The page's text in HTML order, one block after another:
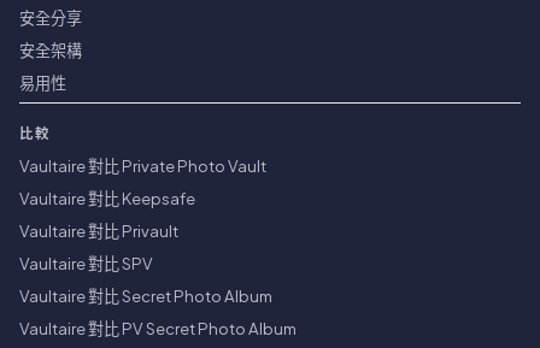
安全分享
安全架構
易用性
比較
Vaultaire 對比 Private Photo Vault
Vaultaire 對比 Keepsafe
Vaultaire 對比 Privault
Vaultaire 對比 SPV
Vaultaire 對比 Secret Photo Album
Vaultaire 對比 PV Secret Photo Album